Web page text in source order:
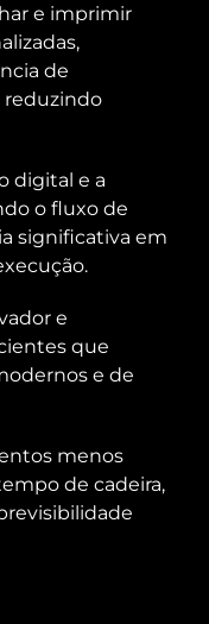
e imprimir
de
reduzindo
digital e a
o fluxo de
significativa em
e
que
e de
menos
de cadeira,